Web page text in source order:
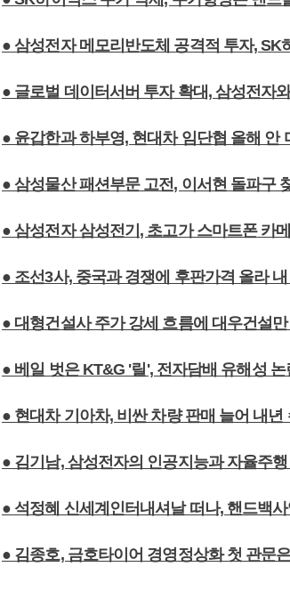
● 삼성전자 메모리반도체 공격적 투자, SK
● 글로벌 데이터서버 투자 확대, 삼성전자
● 윤갑한과 하부영, 현대차 임단협 올해 안
● 삼성물산 패션부문 고전, 이서현 돌파구
● 삼성전자 삼성전기, 초고가 스마트폰 카
● 조선3사, 중국과 경쟁에 후판가격 올라
● 대형건설사 주가 강세 흐름에 대우건설
● 베일 벗은 KT&G '릴', 전자담배 유해성
● 현대차 기아차, 비싼 차량 판매 늘어 내년
● 김기남, 삼성전자의 인공지능과 자율주
● 석정혜 신세계인터내셔날 떠나, 핸드백
● 김종호, 금호타이어 경영정상화 첫 관문